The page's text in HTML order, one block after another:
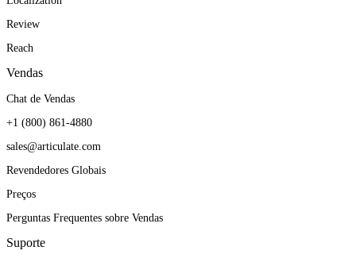
Review
Reach
Vendas
Chat de Vendas
+1 (800) 861-4880
sales@articulate.com
Revendedores Globais
Preços
Perguntas Frequentes sobre Vendas
Suporte